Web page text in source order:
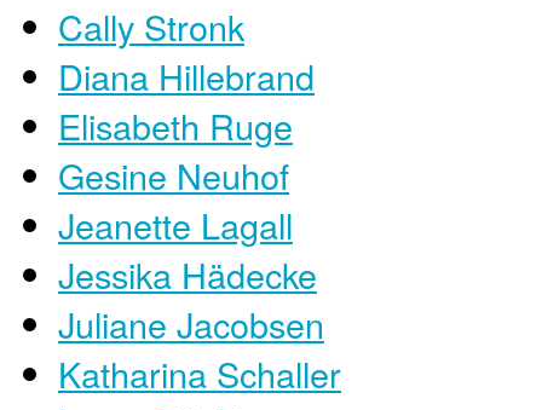
Cally Stronk
Diana Hillebrand
Elisabeth Ruge
Gesine Neuhof
Jeanette Lagall
Jessika Hädecke
Juliane Jacobsen
Katharina Schaller